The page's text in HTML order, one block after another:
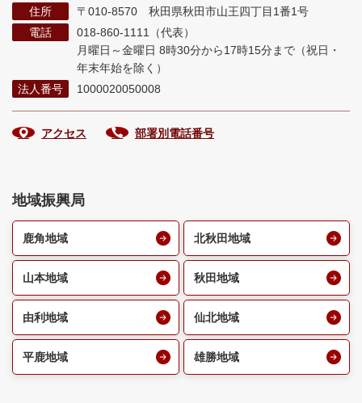
住所
〒010-8570 秋田県秋田市山王四丁目1番1号
電話
018-860-1111（代表）
月曜日～金曜日 8時30分から17時15分まで （祝日・
年末年始を除く）
法人番号
1000020050008
アクセス 部署別電話番号
地域振興局
鹿角地域 北秋田地域
山本地域 秋田地域
由利地域 仙北地域
平鹿地域 雄勝地域